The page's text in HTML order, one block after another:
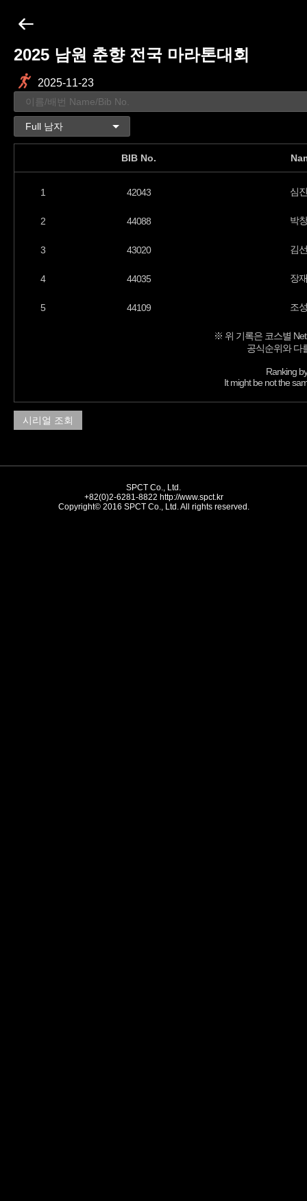
2025 남원 춘향 전국 마라톤대회
2025-11-23
BIB No.
1 42043 심
2 44088 박
3 43020 김
4 44035 장
5 44109 조
※ 위 기록은 코스별
공식순위와 다
Ranking
It might be not the
시리얼 조회
SPCT Co., Ltd.
+82(0)2-6281-8822 http://www.spct.kr
Copyright© 2016 SPCT Co., Ltd. All rights reserved.